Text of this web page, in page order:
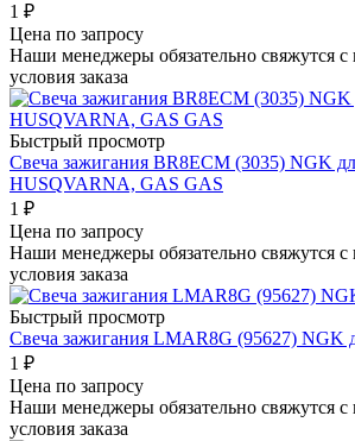
1 ₽
Цена по запросу
Наши менеджеры обязательно свяжутся с
условия заказа
Быстрый просмотр
Свеча зажигания BR8ECM (3035) NGK
HUSQVARNA, GAS GAS
1 ₽
Цена по запросу
Наши менеджеры обязательно свяжутся с
условия заказа
Быстрый просмотр
Свеча зажигания LMAR8G (95627) NGK
1 ₽
Цена по запросу
Наши менеджеры обязательно свяжутся с
условия заказа